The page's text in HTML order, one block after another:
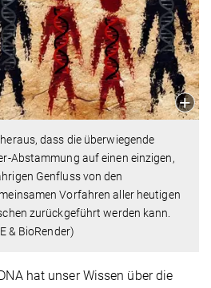
dass die überwiegende
Abstammung auf einen einzigen,
Genfluss von den
Vorfahren aller heutigen
zurückgeführt werden kann.
& BioRender)
hat unser Wissen über die